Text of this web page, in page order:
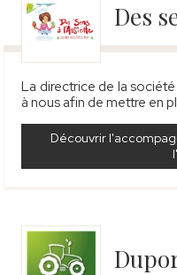
Des
La directrice de la
à nous afin de mettre en
Découvrir